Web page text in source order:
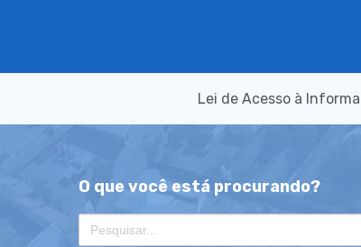
Lei de Acesso à
O que você está procurando?
Search
for: